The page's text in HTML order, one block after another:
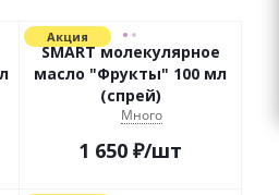
Акция
SMART молекулярное
масло "Фрукты" 100 мл
(спрей)
Много
1 650 ₽/шт